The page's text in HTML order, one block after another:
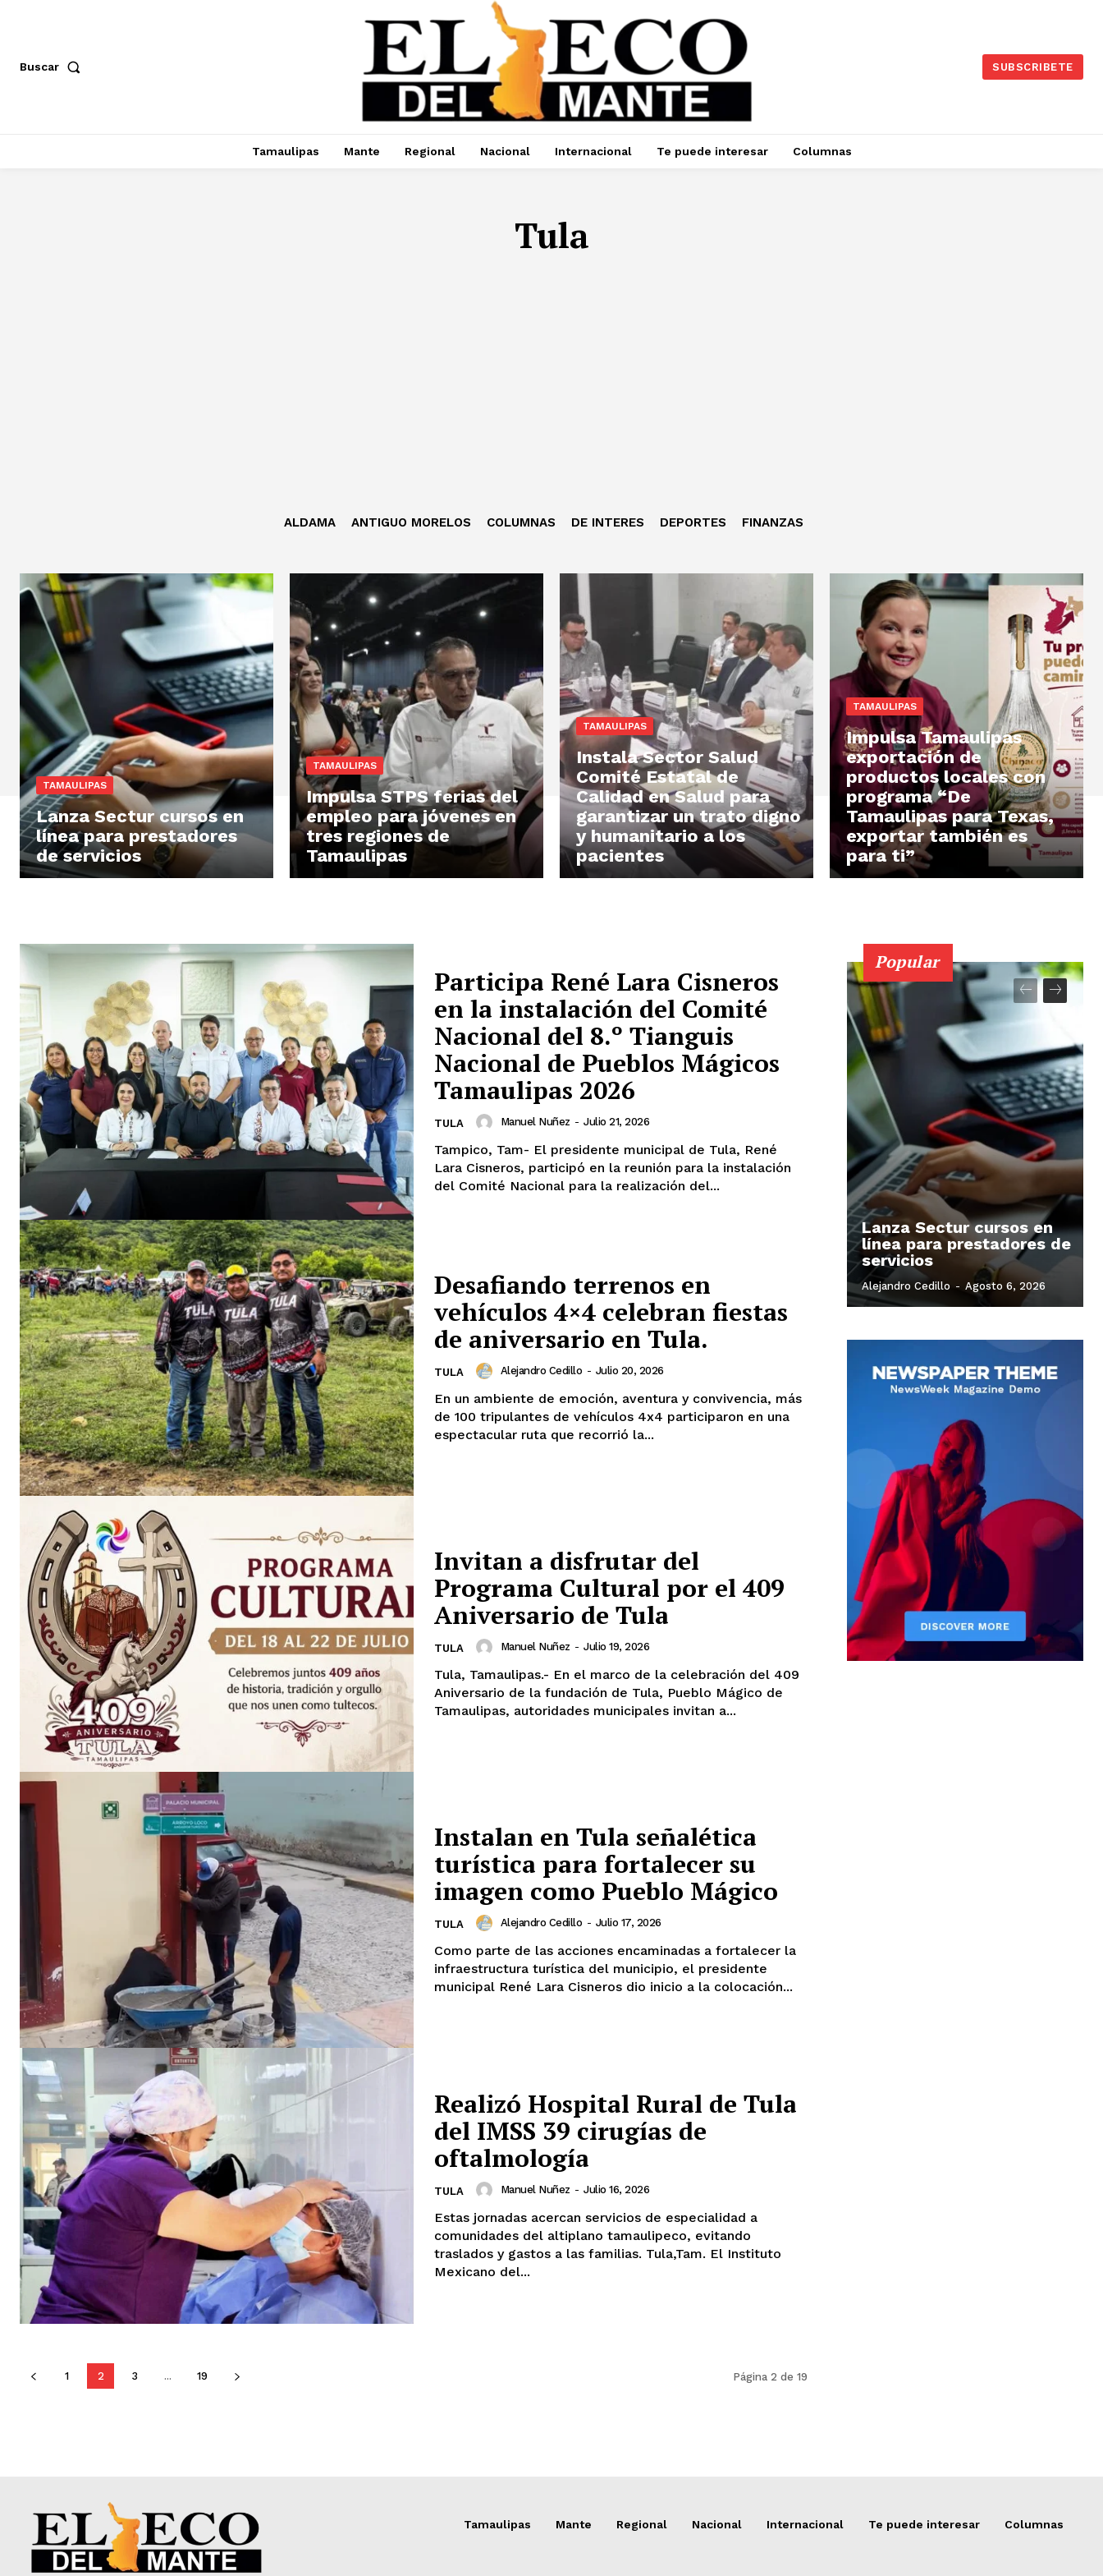
Buscar SUBSCRIBETE
Tamaulipas Mante Regional Nacional Internacional Te puede interesar Columnas
Tula
ALDAMA ANTIGUO MORELOS COLUMNAS DE INTERES DEPORTES FINANZAS
TAMAULIPAS
Lanza Sectur cursos en
línea para prestadores
de servicios
TAMAULIPAS
Impulsa STPS ferias del
empleo para jóvenes en
tres regiones de
Tamaulipas
TAMAULIPAS
Instala Sector Salud
Comité Estatal de
Calidad en Salud para
garantizar un trato digno
y humanitario a los
pacientes
TAMAULIPAS
Impulsa Tamaulipas
exportación de
productos locales con
programa “De
Tamaulipas para Texas,
exportar también es
para ti”
Participa René Lara Cisneros
en la instalación del Comité
Nacional del 8.º Tianguis
Nacional de Pueblos Mágicos
Tamaulipas 2026
TULA Manuel Nuñez - Julio 21, 2026
Tampico, Tam- El presidente municipal de Tula, René
Lara Cisneros, participó en la reunión para la instalación
del Comité Nacional para la realización del...
Desafiando terrenos en
vehículos 4×4 celebran fiestas
de aniversario en Tula.
TULA Alejandro Cedillo - Julio 20, 2026
En un ambiente de emoción, aventura y convivencia, más
de 100 tripulantes de vehículos 4x4 participaron en una
espectacular ruta que recorrió la...
Invitan a disfrutar del
Programa Cultural por el 409
Aniversario de Tula
TULA Manuel Nuñez - Julio 19, 2026
Tula, Tamaulipas.- En el marco de la celebración del 409
Aniversario de la fundación de Tula, Pueblo Mágico de
Tamaulipas, autoridades municipales invitan a...
Instalan en Tula señalética
turística para fortalecer su
imagen como Pueblo Mágico
TULA Alejandro Cedillo - Julio 17, 2026
Como parte de las acciones encaminadas a fortalecer la
infraestructura turística del municipio, el presidente
municipal René Lara Cisneros dio inicio a la colocación...
Realizó Hospital Rural de Tula
del IMSS 39 cirugías de
oftalmología
TULA Manuel Nuñez - Julio 16, 2026
Estas jornadas acercan servicios de especialidad a
comunidades del altiplano tamaulipeco, evitando
traslados y gastos a las familias. Tula,Tam. El Instituto
Mexicano del...
1 2 3 ... 19 Página 2 de 19
Popular
Lanza Sectur cursos en
línea para prestadores de
servicios
Alejandro Cedillo - Agosto 6, 2026
Tamaulipas Mante Regional Nacional Internacional Te puede interesar Columnas